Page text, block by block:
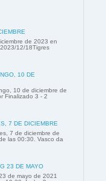
de 2023 en
12/18Tigres
10 DE
10 de diciembre de
Finalizado 3 - 2
7 DE DICIEMBRE
7 de diciembre de
las 00:30. Vasco da
23 DE MAYO
de mayo de 2021